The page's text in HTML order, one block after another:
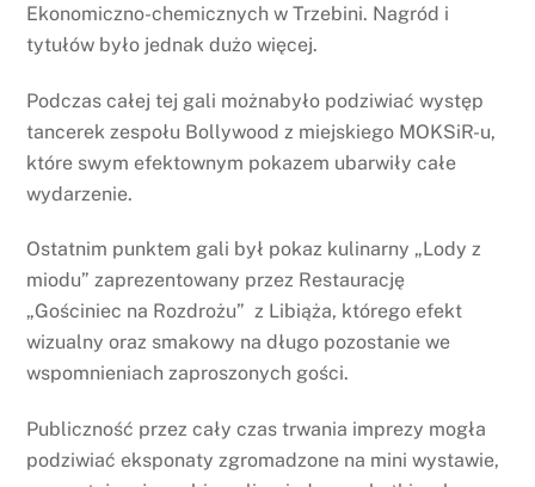
Ekonomiczno-chemicznych w Trzebini. Nagród i
tytułów było jednak dużo więcej.
Podczas całej tej gali możnabyło podziwiać występ
tancerek zespołu Bollywood z miejskiego MOKSiR-u,
które swym efektownym pokazem ubarwiły całe
wydarzenie.
Ostatnim punktem gali był pokaz kulinarny „Lody z
miodu” zaprezentowany przez Restaurację
„Gościniec na Rozdrożu” z Libiąża, którego efekt
wizualny oraz smakowy na długo pozostanie we
wspomnieniach zaproszonych gości.
Publiczność przez cały czas trwania imprezy mogła
podziwiać eksponaty zgromadzone na mini wystawie,